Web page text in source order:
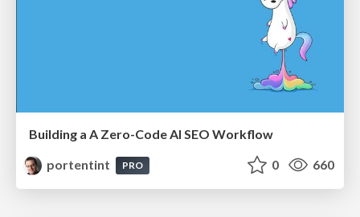
Building a A Zero-Code AI SEO Workflow
portentint
PRO 0 660